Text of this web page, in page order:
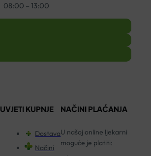
08:00 – 13:00
UVJETI KUPNJE
Dostava
Načini
NAČINI PLAĆANJA
U našoj online ljekarni
moguće je platiti: